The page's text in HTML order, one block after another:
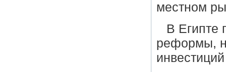
местном
В Египте
реформы,